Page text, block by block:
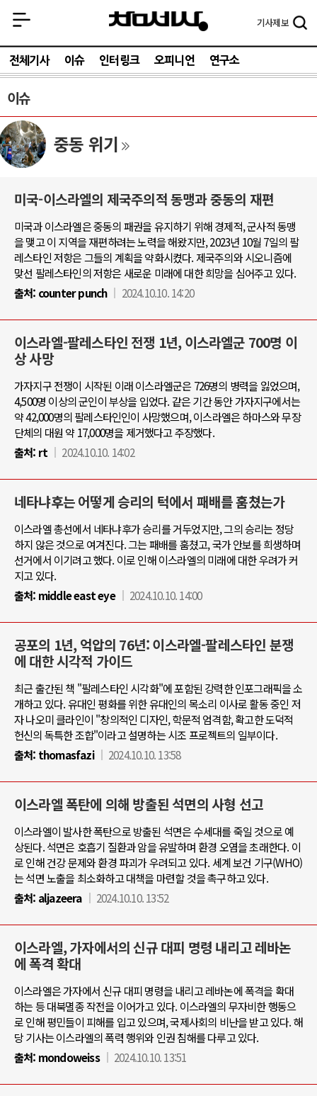
기사제보
전체기사 이슈 인터링크 오피니언 연구소
이슈
중동 위기
미국-이스라엘의 제국주의적 동맹과 중동의 재편
미국과 이스라엘은 중동의 패권을 유지하기 위해 경제적, 군사적 동맹
을 맺고 이 지역을 재편하려는 노력을 해왔지만, 2023년 10월 7일의 팔
레스타인 저항은 그들의 계획을 약화시켰다. 제국주의와 시오니즘에
맞선 팔레스타인의 저항은 새로운 미래에 대한 희망을 심어주고 있다.
출처: counter punch 2024.10.10. 14:20
이스라엘-팔레스타인 전쟁 1년, 이스라엘군 700명 이
상 사망
가자지구 전쟁이 시작된 이래 이스라엘군은 726명의 병력을 잃었으며,
4,500명 이상의 군인이 부상을 입었다. 같은 기간 동안 가자지구에서는
약 42,000명의 팔레스타인인이 사망했으며, 이스라엘은 하마스와 무장
단체의 대원 약 17,000명을 제거했다고 주장했다.
출처: rt 2024.10.10. 14:02
네타냐후는 어떻게 승리의 턱에서 패배를 훔쳤는가
이스라엘 총선에서 네타냐후가 승리를 거두었지만, 그의 승리는 정당
하지 않은 것으로 여겨진다. 그는 패배를 훔쳤고, 국가 안보를 희생하며
선거에서 이기려고 했다. 이로 인해 이스라엘의 미래에 대한 우려가 커
지고 있다.
출처: middle east eye 2024.10.10. 14:00
공포의 1년, 억압의 76년: 이스라엘-팔레스타인 분쟁
에 대한 시각적 가이드
최근 출간된 책 "팔레스타인 시각화"에 포함된 강력한 인포그래픽을 소
개하고 있다. 유대인 평화를 위한 유대인의 목소리 이사로 활동 중인 저
자 나오미 클라인이 "창의적인 디자인, 학문적 엄격함, 확고한 도덕적
헌신의 독특한 조합"이라고 설명하는 시조 프로젝트의 일부이다.
출처: thomasfazi 2024.10.10. 13:58
이스라엘 폭탄에 의해 방출된 석면의 사형 선고
이스라엘이 발사한 폭탄으로 방출된 석면은 수세대를 죽일 것으로 예
상된다. 석면은 호흡기 질환과 암을 유발하며 환경 오염을 초래한다. 이
로 인해 건강 문제와 환경 파괴가 우려되고 있다. 세계 보건 기구(WHO)
는 석면 노출을 최소화하고 대책을 마련할 것을 촉구하고 있다.
출처: aljazeera 2024.10.10. 13:52
이스라엘, 가자에서의 신규 대피 명령 내리고 레바논
에 폭격 확대
이스라엘은 가자에서 신규 대피 명령을 내리고 레바논에 폭격을 확대
하는 등 대북멸종 작전을 이어가고 있다. 이스라엘의 무자비한 행동으
로 인해 평민들이 피해를 입고 있으며, 국제사회의 비난을 받고 있다. 해
당 기사는 이스라엘의 폭력 행위와 인권 침해를 다루고 있다.
출처: mondoweiss 2024.10.10. 13:51